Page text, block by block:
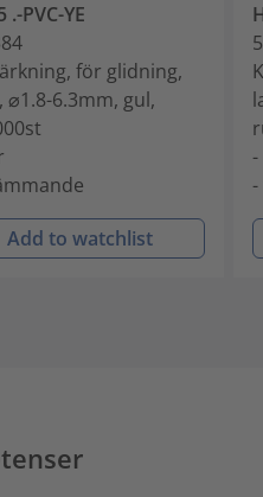
.-PVC-YE
för glidning,
⌀1.8-6.3mm, gul,
Add to watchlist